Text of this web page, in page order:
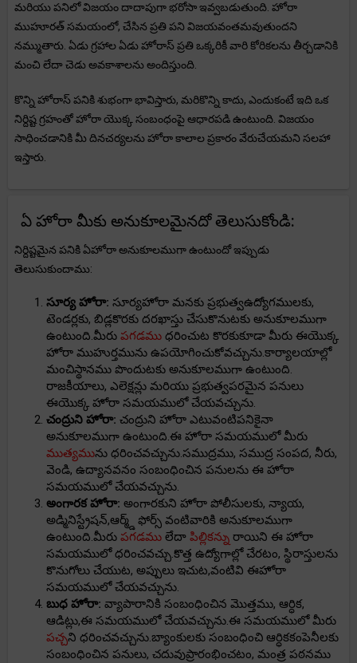
మరియు పనిలో విజయం దాదాపుగా భరోసా ఇవ్వబడుతుంది. హోరా
ముహూరత్ సమయంలో, చేసిన ప్రతి పని విజయవంతమవుతుందని
నమ్ముతారు. ఏడు గ్రహాల ఏడు హోరాస్ ప్రతి ఒక్కరికీ వారి కోరికలను తీర్చడానికి
మంచి లేదా చెడు అవకాశాలను అందిస్తుంది.
కొన్ని హోరాస్ పనికి శుభంగా భావిస్తారు, మరికొన్ని కాదు, ఎందుకంటే ఇది ఒక
నిర్దిష్ట గ్రహంతో హోరా యొక్క సంబంధంపై ఆధారపడి ఉంటుంది. విజయం
సాధించడానికి మీ దినచర్యలను హోరా కాలాల ప్రకారం వేరుచేయమని సలహా
ఇస్తారు.
ఏ హోరా మీకు అనుకూలమైనదో తెలుసుకోండి:
నిర్దిష్టమైన పనికి ఏహోరా అనుకూలముగా ఉంటుందో ఇప్పుడు
తెలుసుకుందాము:
సూర్య హోరా: సూర్యహోరా మనకు ప్రభుత్వఉద్యోగములకు,
టెండర్లకు, బిడ్లకొరకు దరఖాస్తు చేసుకొనుటకు అనుకూలముగా
ఉంటుంది.మీరు పగడము ధరించుట కొరకుకూడా మీరు ఈయొక్క
హోరా ముహుర్తమును ఉపయోగించుకోవచ్చును.కార్యాలయాల్లో
మంచిస్థానము పొందుటకు అనుకూలముగా ఉంటుంది.
రాజకీయాలు, ఎలెక్షన్లు మరియు ప్రభుత్వపరమైన పనులు
ఈయొక్క హోరా సమయములో చేయవచ్చును.
చంద్రుని హోరా: చంద్రుని హోరా ఎటువంటిపనికైనా
అనుకూలముగా ఉంటుంది.ఈ హోరా సమయములో మీరు
ముత్యమును ధరించవచ్చును.సముద్రము, సముద్ర సంపద, నీరు,
వెండి, ఉద్యానవనం సంబంధించిన పనులను ఈ హోరా
సమయములో చేయవచ్చును.
అంగారక హోరా: అంగారకుని హోరా పోలీసులకు, న్యాయ,
అడ్మినిస్ట్రేషన్,ఆర్మ్డ్ ఫోర్స్ వంటివారికి అనుకూలముగా
ఉంటుంది.మీరు పగడము లేదా పిల్లికన్ను రాయిని ఈ హోరా
సమయములో ధరించవచ్చు.కొత్త ఉద్యోగాల్లో చేరటం, స్థిరాస్తులను
కొనుగోలు చేయుట, అప్పులు ఇచుట,వంటివి ఈహోరా
సమయములో చేయవచ్చును.
బుధ హోరా: వ్యాపారానికి సంబంధించిన మొత్తము, ఆర్ధిక,
ఆడిట్లు,ఈ సమయములో చేయవచ్చును.ఈ సమయములో మీరు
పచ్చని ధరించవచ్చును.బ్యాంకులకు సంబంధించి ఆర్ధికకంపెనీలకు
సంబంధించిన పనులు, చదువుప్రారంభించటం, మంత్ర పఠనము